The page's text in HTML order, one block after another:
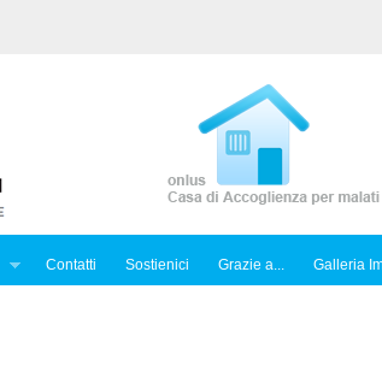
Contatti Sostienici Grazie a... Galleria